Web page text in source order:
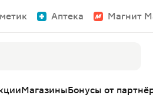
Аптека Магнит
МагазиныБонусы от